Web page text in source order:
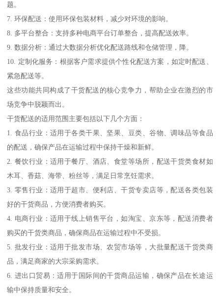
题。
7. 环保配送：使用环保包装材料，减少对环境的影响。
8. 多平台整合：支持多种电商平台订单整合，提高配送效率。
9. 数据分析：通过大数据分析优化配送路线和仓储管理，降。
10. 定制化服务：根据客户需求提供个性化配送方案，如定时配送、
紧急配送等。
这些功能共同构成了干货配送的核心竞争力，帮助企业在激烈的市
场竞争中脱颖而出。
干货配送的适用范围主要包括以下几个方面：
1. 食品行业：适用于各类干果、坚果、豆类、谷物、调味品等食品
的配送，确保产品在运输过程中保持干燥和新鲜。
2. 餐饮行业：适用于餐厅、酒店、食堂等场所，配送干货类食材如
木耳、香菇、海带、粉丝等，满足日常烹饪需求。
3. 零售行业：适用于超市、便利店、干货专卖店等，配送各类包装
好的干货商品，方便消费者购买。
4. 电商行业：适用于线上销售平台，如淘宝、京东等，配送消费者
购买的干货类商品，确保商品在运输过程中不受损。
5. 批发行业：适用于批发市场、农贸市场等，大批量配送干货类商
品，满足商家的大宗采购需求。
6. 进出口贸易：适用于国际间的干货商品运输，确保产品在长途运
输中保持质量和安全。